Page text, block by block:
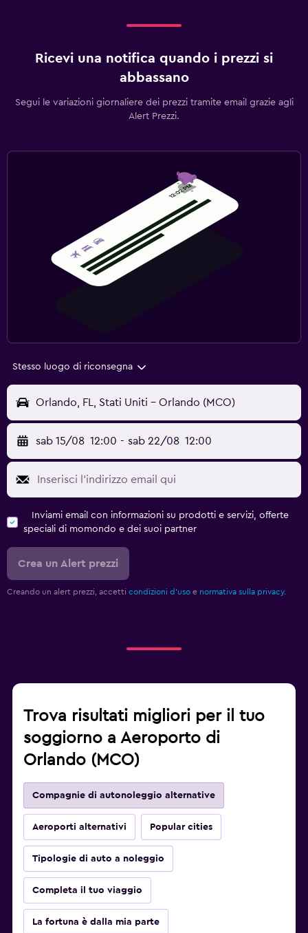
Ricevi una notifica quando i prezzi si
abbassano
Segui le variazioni giornaliere dei prezzi tramite email grazie agli
Alert Prezzi.
Stesso luogo di riconsegna
Orlando, FL, Stati Uniti - Orlando (MCO)
sab 15/08 12:00 - sab 22/08 12:00
Inviami email con informazioni su prodotti e servizi, offerte
speciali di momondo e dei suoi partner
Crea un Alert prezzi
Creando un alert prezzi, accetti condizioni d'uso e normativa sulla privacy.
Trova risultati migliori per il tuo
soggiorno a Aeroporto di
Orlando (MCO)
Compagnie di autonoleggio alternative
Aeroporti alternativi Popular cities
Tipologie di auto a noleggio
Completa il tuo viaggio
La fortuna è dalla mia parte